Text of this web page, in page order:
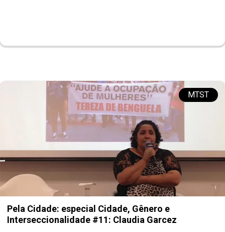
MTST
Pela Cidade: especial Cidade, Gênero e
Interseccionalidade #11: Claudia Garcez